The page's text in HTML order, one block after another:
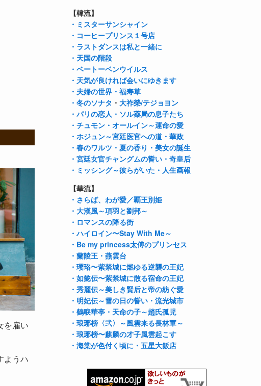
を雇い
ようハ
【韓流】
・ミスターサンシャイン
・コーヒープリンス１号店
・ラストダンスは私と一緒に
・天国の階段
・ベートーベンウイルス
・天気が良ければ会いにゆきます
・夫婦の世界 ・福寿草
・冬のソナタ ・ 大祚榮/テジョヨン
・パリの恋人 ・ソル薬局の息子たち
・チュモン ・オールイン～運命の愛
・ホジュン～宮廷医官への道 ・華政
・春のワルツ ・夏の香り ・美女の誕生
・宮廷女官チャングムの誓い ・奇皇后
・ミッシング～彼らがいた ・人生画報
【華流】
・さらば、わが愛／覇王別姫
・大漢風～項羽と劉邦～
・ロマンスの降る街
・ハイロイン〜Stay With Me～
・Be my princess太傅のプリンセス
・蘭陵王 ・燕雲台
・瓔珞〜紫禁城に燃ゆる逆襲の王妃
・如懿伝〜紫禁城に散る宿命の王妃
・秀麗伝～美しき賢后と帝の紡ぐ愛
・明妃伝～雪の日の誓い ・流光城市
・鶴唳華亭 ・天命の子～趙氏孤児
・琅琊榜〈弐〉～風雲来る長林軍～
・琅琊榜〜麒麟の才子風雲起こす
・海棠が色付く頃に ・五星大飯店